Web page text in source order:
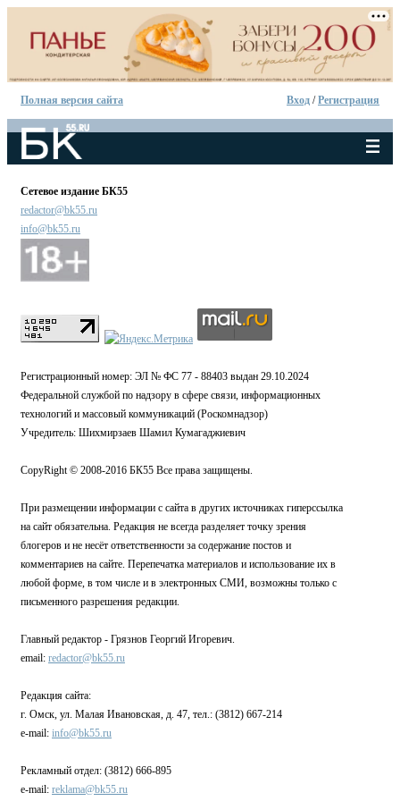
Полная версия сайта Вход /Регистрация
Сетевое издание БК55
redactor@bk55.ru
info@bk55.ru
Регистрационный номер: ЭЛ № ФС 77 - 88403 выдан 29.10.2024
Федеральной службой по надзору в сфере связи, информационных
технологий и массовый коммуникаций (Роскомнадзор)
Учредитель: Шихмирзаев Шамил Кумагаджиевич
CopyRight © 2008-2016 БК55 Все права защищены.
При размещении информации с сайта в других источниках гиперссылка
на сайт обязательна. Редакция не всегда разделяет точку зрения
блогеров и не несёт ответственности за содержание постов и
комментариев на сайте. Перепечатка материалов и использование их в
любой форме, в том числе и в электронных СМИ, возможны только с
письменного разрешения редакции.
Главный редактор - Грязнов Георгий Игоревич.
email: redactor@bk55.ru
Редакция сайта:
г. Омск, ул. Малая Ивановская, д. 47, тел.: (3812) 667-214
e-mail: info@bk55.ru
Рекламный отдел: (3812) 666-895
e-mail: reklama@bk55.ru